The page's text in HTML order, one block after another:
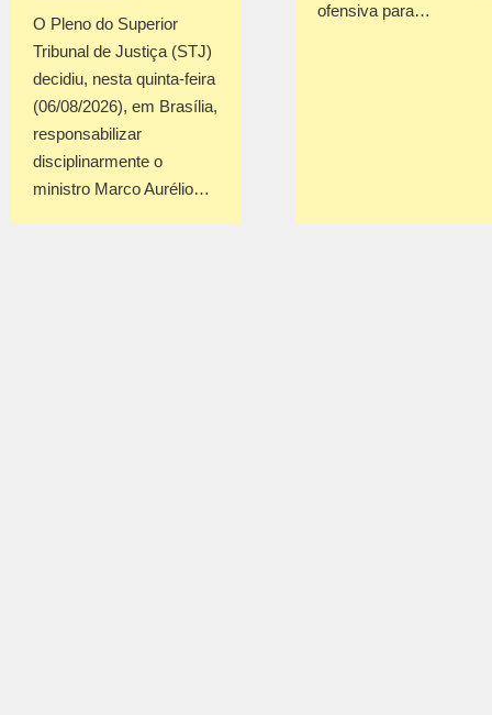
O Pleno do Superior
Tribunal de Justiça (STJ)
decidiu, nesta quinta-feira
(06/08/2026), em Brasília,
responsabilizar
disciplinarmente o
ministro Marco Aurélio…
ofensiva para…